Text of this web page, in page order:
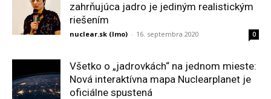
zahrňujúca jadro je jediným realistickým
riešením
nuclear.sk (lmo) - 16. septembra 2020 0
Všetko o „jadrovkách“ na jednom mieste:
Nová interaktívna mapa Nuclearplanet je
oficiálne spustená